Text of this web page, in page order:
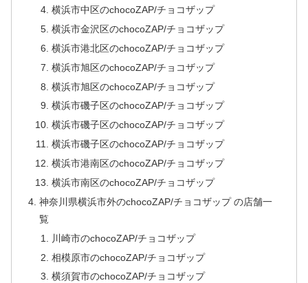
横浜市中区のchocoZAP/チョコザップ
横浜市金沢区のchocoZAP/チョコザップ
横浜市港北区のchocoZAP/チョコザップ
横浜市旭区のchocoZAP/チョコザップ
横浜市旭区のchocoZAP/チョコザップ
横浜市磯子区のchocoZAP/チョコザップ
横浜市磯子区のchocoZAP/チョコザップ
横浜市磯子区のchocoZAP/チョコザップ
横浜市港南区のchocoZAP/チョコザップ
横浜市南区のchocoZAP/チョコザップ
神奈川県横浜市外のchocoZAP/チョコザップ の店舗一
覧
川崎市のchocoZAP/チョコザップ
相模原市のchocoZAP/チョコザップ
横須賀市のchocoZAP/チョコザップ